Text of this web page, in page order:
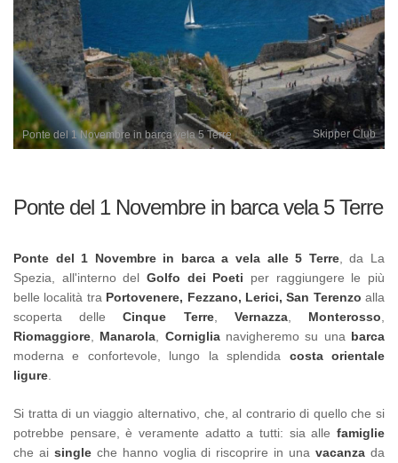
Ponte del 1 Novembre in barca vela 5 Terre Skipper Club
Ponte del 1 Novembre in barca vela 5 Terre
Ponte del 1 Novembre in barca a vela alle 5 Terre,da La
Spezia, all'interno del Golfo dei Poeti per raggiungere le più
belle località tra Portovenere, Fezzano, Lerici, San Terenzo alla
scoperta delleCinque Terre, Vernazza, ‎Monterosso
Riomaggiore
‎Manarola Corniglianavigheremo su una barca
moderna e confortevole, lungo la splendida costa orientale
ligure
Si tratta di un viaggio alternativo, che, al contrario di quello che si
potrebbe pensare, è veramente adatto a tutti: sia alle famiglie
che ai singleche hanno voglia di riscoprire in unavacanza da